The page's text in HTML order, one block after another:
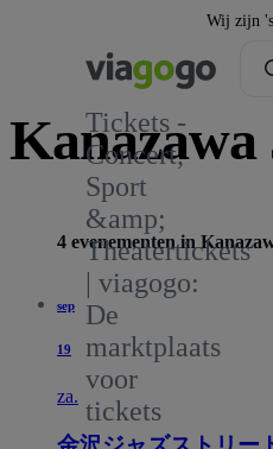
Wij zijn
Tickets -
Concert,
Sport
&amp;
Theatertickets
| viagogo:
De
marktplaats
voor
tickets
Kanazawa
4 evenementen in
sep
19
za.